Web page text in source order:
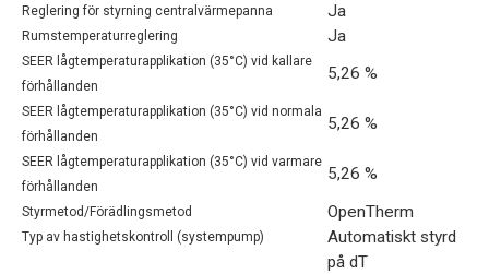
Reglering för styrning centralvärmepanna Ja
Rumstemperaturreglering Ja
SEER lågtemperaturapplikation (35°C) vid kallare
förhållanden
5,26 %
SEER lågtemperaturapplikation (35°C) vid normala
förhållanden
5,26 %
SEER lågtemperaturapplikation (35°C) vid varmare
förhållanden
5,26 %
Styrmetod/Förädlingsmetod OpenTherm
Typ av hastighetskontroll (systempump)
Automatiskt styrd
på dT